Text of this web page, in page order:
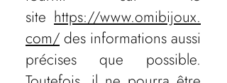
site https://www.omibijoux.
com/ des informations aussi
précises que possible.